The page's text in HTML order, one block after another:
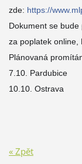
zde: https://
Dokument se
za poplatek online,
Plánovaná
7.10. Pardubice
10.10. Ostrava
« Zpět